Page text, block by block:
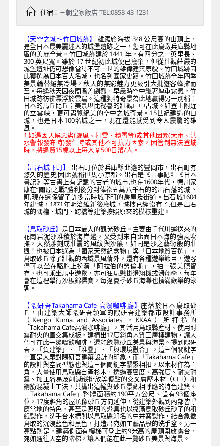
住宿：三朝皇家飯店 TEL:0858-43-1231
【天空之城～竹田城跡】
雄踞於海拔 348 公尺高的山頂上，
是全日本最美麗迷人的城堡遺跡之一，您可在此鳥瞰兵庫縣地
區的美麗全景。竹田城跡建於 1441 年，有四分之一英里長、
300 英尺寬。雖於 17 世紀初此城便已廢棄，但從壯觀莊嚴的
城堡遺址仍可想像當時不可一世的雄偉建築原貌。竹田城跡因
此獲選為日本百大名城，也名列國家史蹟。竹田城跡全年四季
美景輪替絕無冷場，秋天的無窮魅力更吸引大批遊客蜂擁而
至。每逢秋天因夜間溫差劇烈，早晨時空中飄著厚重霧氣，竹
田城跡彷彿漂浮於雲端。這種獨特奇景為此地贏得另一別稱：
日本的馬丘比丘；美景堪比祕魯的壯觀山中古城。如登上附近
的立雲峡，更可盡覽絕美的空中之城奇景。15世紀建造的山
城，也是日本100名城之一，現在還能感受到令人震驚的雄
風。
1.如遇因天候惡劣(颱風、打雷、積雪等)或其他因素(大雨、洪
水警報發布時)發生時或其他不可抗力因素，因管制無法登城
時，將退費15歲以上每人￥500日幣/人。
【出石城下町】 出石町位於兵庫縣北邊的豐岡市，出石町有
悠久的歷史,因此號稱但馬小京都。出石是《古事記》《日本
書記》等古書上有記載的古老的城市,也在1600年代，德川家
康在“關原之戰”勝利後分封俸祿五萬八千石的的出石藩的城下
町,現在還保留了許多當時城下町的房屋及街道。出石城1604
年建城，1871年明治維新後廢城，城樓已經沒有了,但是出石
城的隅櫓、城門、跨橋等建築按照原來的模樣重建。
【鳥取砂丘】是日本最大的觀光砂丘。主要由千代川運送來的
花崗岩泥沙堆積於海岸邊，又受到來自北面日本海的強風吹
撫，天然雕刻成壯麗的風紋與沙簾，如同是沙之藝術般的壯
觀！也被日本選為「國家天然紀念物」與「日本地質百選」。
鳥取砂丘除了壯觀的西域景風情外，還有各種遊樂節目，遊客
們可以坐在駱駝上扮演「阿拉伯的勞倫斯」，拍一張美照留
存，也可乘坐馬車遊覽，亦可狂玩懸掛滑翔機或滑翔傘，每年
會在這裡舉行沙板錦標賽，每逢夏季砂丘海灘也擠滿歡樂的泳
客。
【隈研吾Takahama Cafe 高濱咖啡廳】 座落於日本鳥取砂
丘，由建築大師隈研吾領軍的隈研吾建築都市設計事務所
（Kengo Kuma and Associates ，KKAA）所打造的
「Takahama Cafe高濱咖啡廳」，其活用鳥取縣産材、使用耐
震耐火的直交集成板，建構出17度斜角木質三層樓建物，讓人
們可在此一邊啜飲咖啡，還能飽覽砂丘美景與海景。提到隈研
吾，「負建築」、「堆疊」、「與環境融合」，這三個關鍵字
一直是大眾對隈研吾建築設計的印象，而「Takahama Cafe」
的設計與空間型態也與這三個關鍵字緊緊相扣，以木材作為主
角，大量使用鳥取縣自產杉木，透過高密度、高強度、耐火耐
震、加工容易及削減碳排放等優點的交叉層壓木材（CLT）和
鋼筋混凝土工法，共構出這幢與砂丘景觀相呼應的特色建築。
「Takahama Cafe」整體面積約190平方公尺、設有93個座
位，17度斜角的屋頂像砂丘方向延伸，從建築外觀到內部皆呼
應當地的特色，甚至是照明的燈具也以撒滿鳥取砂丘砂子的和
紙製作，洗手台水槽則以鳥取縣知名的中井窯製作，結合象徵
鳥取的沉浸藍色和黑色，打造出宛如工藝品般的洗手盆。另一
亮點則是，建築側面有樓梯可登上約9米高的屋頂開放露台，
宛如通往天空的階梯，讓人們能在此一覽砂丘美景與海景。